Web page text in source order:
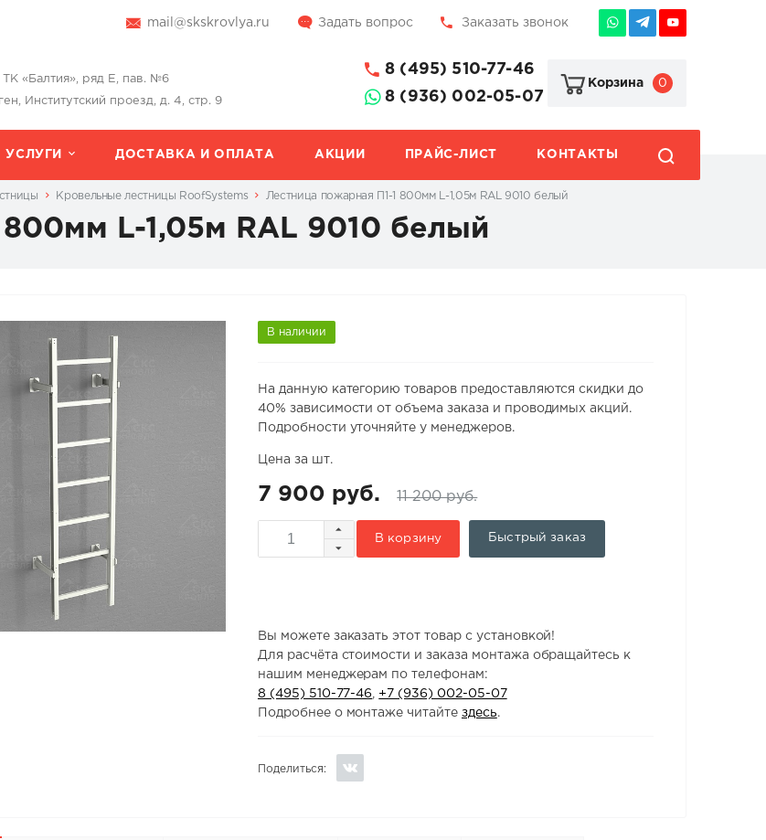
mail@skskrovlya.ru Задать вопрос Заказать звонок
«Балтия», ряд Е, пав. №6
Институтский проезд, д. 4, стр. 9
8 (495) 510-77-46
8 (936) 002-05-07
Корзина 0
УСЛУГИ ДОСТАВКА И ОПЛАТА АКЦИИ ПРАЙС-ЛИСТ КОНТАКТЫ
Кровельные лестницы RoofSystems Лестница пожарная П1-1 800мм L-1,05м RAL 9010 белый
L-1,05м RAL 9010 белый
В наличии
На данную категорию товаров предоставляются скидки до
40% зависимости от объема заказа и проводимых акций.
Подробности уточняйте у менеджеров.
Цена за шт.
7 900 руб. 11 200 руб.
В корзину Быстрый заказ
Вы можете заказать этот товар с установкой!
Для расчёта стоимости и заказа монтажа обращайтесь к
нашим менеджерам по телефонам:
8 (495) 510-77-46
+7 (936) 002-05-07
Подробнее о монтаже читайте здесь.
Поделиться: